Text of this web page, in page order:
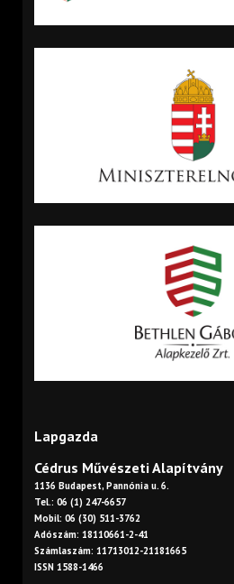
Lapgazda
Cédrus Művészeti Alapítvány
1136 Budapest, Pannónia u. 6.
Tel.: 06 (1) 247-6657
Mobil: 06 (30) 511-3762
Adószám: 18110661-2-41
Számlaszám: 11713012-21181665
ISSN 1588-1466